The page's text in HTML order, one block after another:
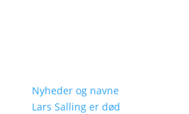
Nyheder og navne
Lars Salling er død